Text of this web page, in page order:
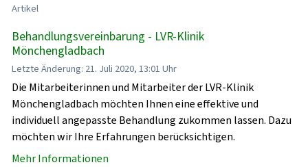
Artikel
Behandlungsvereinbarung - LVR-Klinik
Mönchengladbach
Letzte Änderung: 21. Juli 2020, 13:01 Uhr
Die Mitarbeiterinnen und Mitarbeiter der LVR-Klinik
Mönchengladbach möchten Ihnen eine effektive und
individuell angepasste Behandlung zukommen lassen. Dazu
möchten wir Ihre Erfahrungen berücksichtigen.
Mehr Informationen